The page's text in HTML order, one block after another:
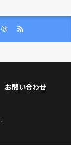
お問い合わせ
.